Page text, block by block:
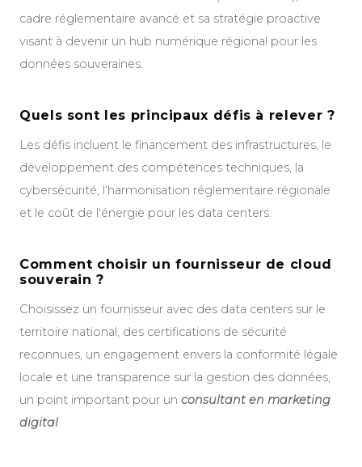
cadre réglementaire avancé et sa stratégie proactive
visant à devenir un hub numérique régional pour les
données souveraines.
Quels sont les principaux défis à relever ?
Les défis incluent le financement des infrastructures, le
développement des compétences techniques, la
cybersécurité, l'harmonisation réglementaire régionale
et le coût de l'énergie pour les data centers.
Comment choisir un fournisseur de cloud
souverain ?
Choisissez un fournisseur avec des data centers sur le
territoire national, des certifications de sécurité
reconnues, un engagement envers la conformité légale
locale et une transparence sur la gestion des données,
un point important pour un consultant en marketing
digital.